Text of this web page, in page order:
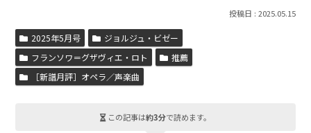
2025.05.15
2025年5月号
ジョルジュ・ビゼー
フランソワ＝グザヴィエ・ロト
推薦
［新譜月評］オペラ／声楽曲
この記事は約3分で読めます。